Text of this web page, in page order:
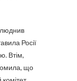
Росії
Втім,
що